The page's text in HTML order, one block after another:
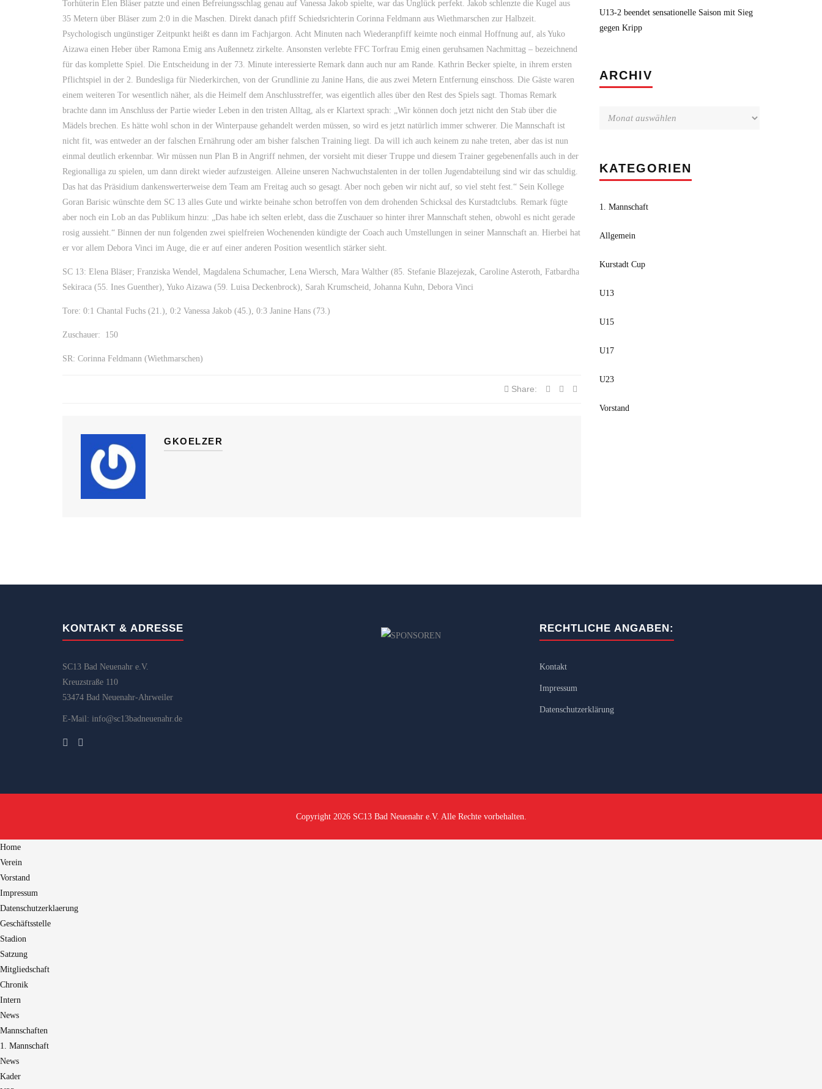
Torhüterin Elen Bläser patzte und einen Befreiungsschlag genau auf Vanessa Jakob spielte, war das Unglück perfekt. Jakob schlenzte die Kugel aus
35 Metern über Bläser zum 2:0 in die Maschen. Direkt danach pfiff Schiedsrichterin Corinna Feldmann aus Wiethmarschen zur Halbzeit.
Psychologisch ungünstiger Zeitpunkt heißt es dann im Fachjargon. Acht Minuten nach Wiederanpfiff keimte noch einmal Hoffnung auf, als Yuko
Aizawa einen Heber über Ramona Emig ans Außennetz zirkelte. Ansonsten verlebte FFC Torfrau Emig einen geruhsamen Nachmittag – bezeichnend
für das komplette Spiel. Die Entscheidung in der 73. Minute interessierte Remark dann auch nur am Rande. Kathrin Becker spielte, in ihrem ersten
Pflichtspiel in der 2. Bundesliga für Niederkirchen, von der Grundlinie zu Janine Hans, die aus zwei Metern Entfernung einschoss. Die Gäste waren
einem weiteren Tor wesentlich näher, als die Heimelf dem Anschlusstreffer, was eigentlich alles über den Rest des Spiels sagt. Thomas Remark
brachte dann im Anschluss der Partie wieder Leben in den tristen Alltag, als er Klartext sprach: „Wir können doch jetzt nicht den Stab über die
Mädels brechen. Es hätte wohl schon in der Winterpause gehandelt werden müssen, so wird es jetzt natürlich immer schwerer. Die Mannschaft ist
nicht fit, was entweder an der falschen Ernährung oder am bisher falschen Training liegt. Da will ich auch keinem zu nahe treten, aber das ist nun
einmal deutlich erkennbar. Wir müssen nun Plan B in Angriff nehmen, der vorsieht mit dieser Truppe und diesem Trainer gegebenenfalls auch in der
Regionalliga zu spielen, um dann direkt wieder aufzusteigen. Alleine unseren Nachwuchstalenten in der tollen Jugendabteilung sind wir das schuldig.
Das hat das Präsidium dankenswerterweise dem Team am Freitag auch so gesagt. Aber noch geben wir nicht auf, so viel steht fest.“ Sein Kollege
Goran Barisic wünschte dem SC 13 alles Gute und wirkte beinahe schon betroffen von dem drohenden Schicksal des Kurstadtclubs. Remark fügte
aber noch ein Lob an das Publikum hinzu: „Das habe ich selten erlebt, dass die Zuschauer so hinter ihrer Mannschaft stehen, obwohl es nicht gerade
rosig aussieht.“ Binnen der nun folgenden zwei spielfreien Wochenenden kündigte der Coach auch Umstellungen in seiner Mannschaft an. Hierbei hat
er vor allem Debora Vinci im Auge, die er auf einer anderen Position wesentlich stärker sieht.
SC 13: Elena Bläser; Franziska Wendel, Magdalena Schumacher, Lena Wiersch, Mara Walther (85. Stefanie Blazejezak, Caroline Asteroth, Fatbardha
Sekiraca (55. Ines Guenther), Yuko Aizawa (59. Luisa Deckenbrock), Sarah Krumscheid, Johanna Kuhn, Debora Vinci
Tore: 0:1 Chantal Fuchs (21.), 0:2 Vanessa Jakob (45.), 0:3 Janine Hans (73.)
Zuschauer: 150
SR: Corinna Feldmann (Wiethmarschen)
Share:
GKOELZER
U13-2 beendet sensationelle Saison mit Sieg
gegen Kripp
ARCHIV
KATEGORIEN
1. Mannschaft
Allgemein
Kurstadt Cup
U13
U15
U17
U23
Vorstand
KONTAKT & ADRESSE
SC13 Bad Neuenahr e.V.
Kreuzstraße 110
53474 Bad Neuenahr-Ahrweiler
E-Mail: info@sc13badneuenahr.de
RECHTLICHE ANGABEN:
Kontakt
Impressum
Datenschutzerklärung
Copyright 2026 SC13 Bad Neuenahr e.V. Alle Rechte vorbehalten.
Home
Verein
Vorstand
Impressum
Datenschutzerklaerung
Geschäftsstelle
Stadion
Satzung
Mitgliedschaft
Chronik
Intern
News
Mannschaften
1. Mannschaft
News
Kader